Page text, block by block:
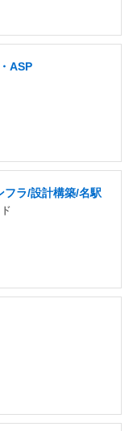
ASP
フラ/設計構築/名駅